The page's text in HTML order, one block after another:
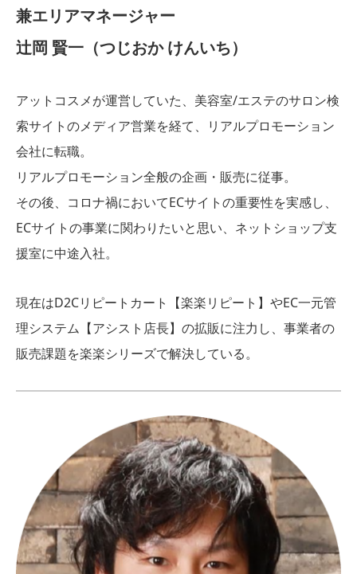
兼エリアマネージャー
辻岡 賢一（つじおか けんいち）
アットコスメが運営していた、美容室/エステのサロン検
索サイトのメディア営業を経て、リアルプロモーション
会社に転職。
リアルプロモーション全般の企画・販売に従事。
その後、コロナ禍においてECサイトの重要性を実感し、
ECサイトの事業に関わりたいと思い、ネットショップ支
援室に中途入社。
現在はD2Cリピートカート【楽楽リピート】やEC一元管
理システム【アシスト店長】の拡販に注力し、事業者の
販売課題を楽楽シリーズで解決している。